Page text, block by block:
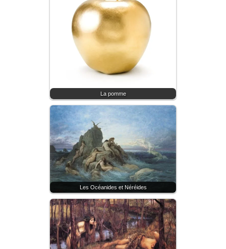
La pomme
Les Océanides et Néréides